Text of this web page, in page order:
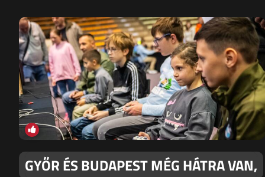
GYŐR ÉS BUDAPEST MÉG HÁTRA VAN,